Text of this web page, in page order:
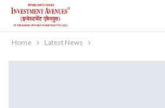
Home Latest News